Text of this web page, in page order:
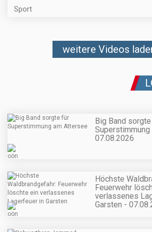
Sport
weitere Videos
Big Band
07.08.2026
Höchste
Feuerwehr
verlassenes
Garsten -